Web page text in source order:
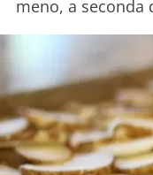
meno, a seconda